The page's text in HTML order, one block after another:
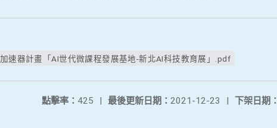
速器計畫「AI世代微課程發展基地-新北AI科技教育展」.pdf
下架日期：
最後更新日期： 2021-12-23 |
點擊率： 425 |